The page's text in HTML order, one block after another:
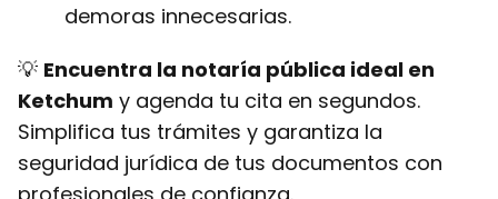
demoras innecesarias.
💡 Encuentra la notaría pública ideal en
Ketchum y agenda tu cita en segundos.
Simplifica tus trámites y garantiza la
seguridad jurídica de tus documentos con